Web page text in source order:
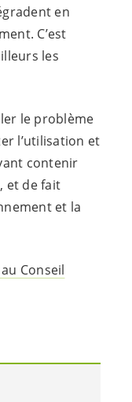
en
C’est
les
le problème
l’utilisation et
contenir
et de fait
et la
Conseil